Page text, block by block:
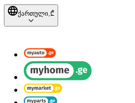
ქართული,₾